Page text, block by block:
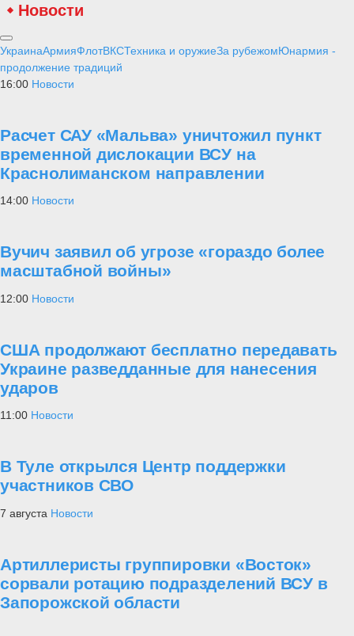
Новости
УкраинаАрмияФлотВКСТехника и оружиеЗа рубежомЮнармия -
продолжение традиций
16:00 Новости
Расчет САУ «Мальва» уничтожил пункт
временной дислокации ВСУ на
Краснолиманском направлении
14:00 Новости
Вучич заявил об угрозе «гораздо более
масштабной войны»
12:00 Новости
США продолжают бесплатно передавать
Украине разведданные для нанесения
ударов
11:00 Новости
В Туле открылся Центр поддержки
участников СВО
7 августа Новости
Артиллеристы группировки «Восток»
сорвали ротацию подразделений ВСУ в
Запорожской области